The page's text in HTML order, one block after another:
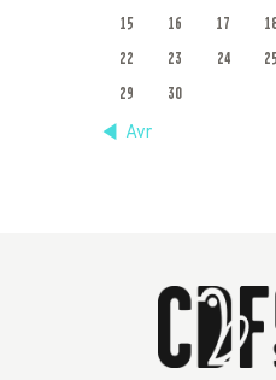
15
16 17
22
23 24
29
30
« Avr